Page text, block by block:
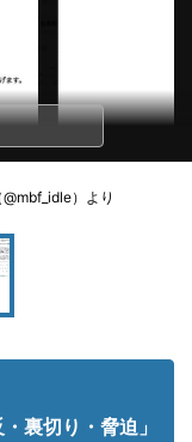
）より
裏切り・脅迫」